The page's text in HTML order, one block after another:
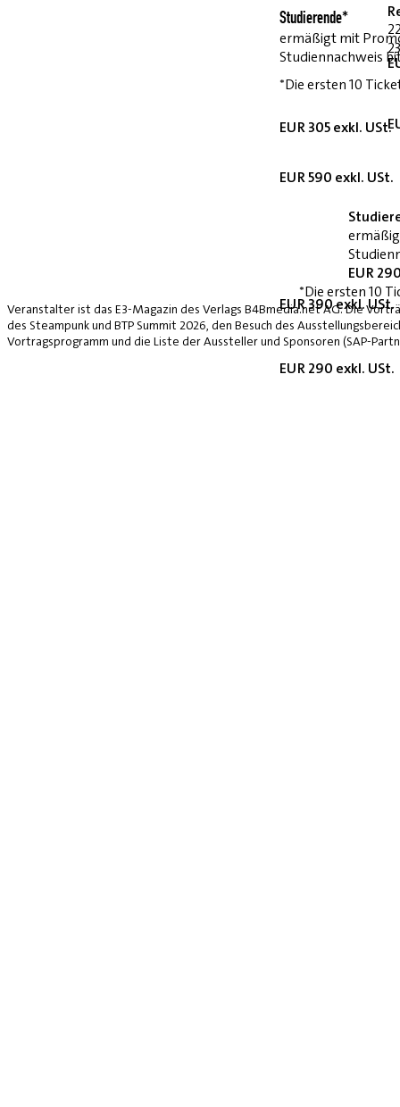
Studierende*
ermäßigt mit
Studiennachweis
*Die ersten 10
EUR 305 exkl. USt.
EUR 590 exkl. USt.
EUR 390 exkl. USt.
EUR 290 exkl. USt.
EUR
*Die ersten 10
Veranstalter ist das E3-Magazin des Verlags B4Bmedia.net AG. Die
des Steampunk und BTP Summit 2026, den Besuch des
Vortragsprogramm und die Liste der Aussteller und Sponsoren (SAP-